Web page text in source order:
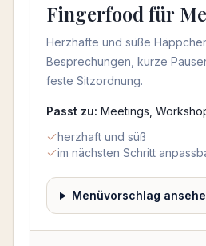
Fingerfood für
Herzhafte und süße
Besprechungen, kurze
feste Sitzordnung.
Passt zu: Meetings,
herzhaft und süß
im nächsten Schritt
Menüvorschlag